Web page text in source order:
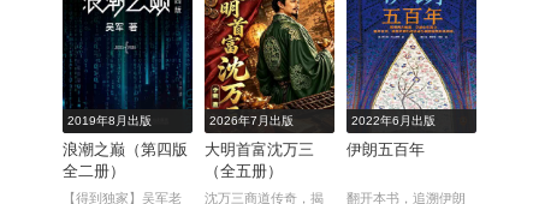
2019年8月出版
浪潮之巅（第四版
全二册）
【得到独家】吴军老
2026年7月出版
大明首富沈万三
（全五册）
沈万三商道传奇，揭
2022年6月出版
伊朗五百年
翻开本书，追溯伊朗